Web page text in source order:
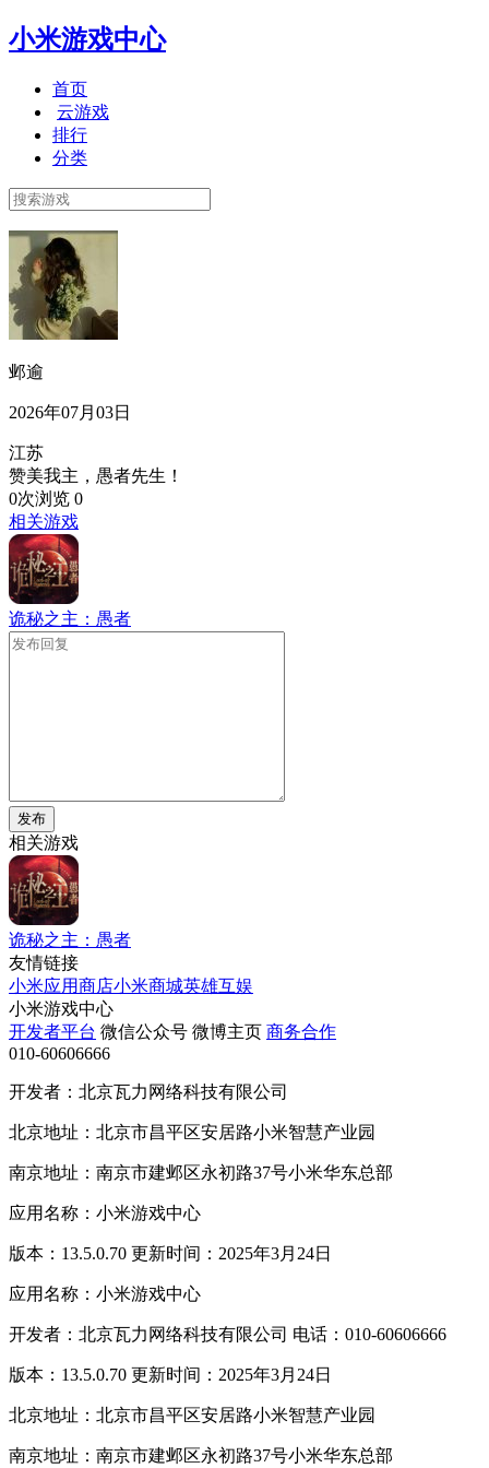
小米游戏中心
首页
云游戏
排行
分类
邺逾
2026年07月03日
江苏
赞美我主，愚者先生！
0次浏览 0
相关游戏
诡秘之主：愚者
发布
相关游戏
诡秘之主：愚者
友情链接
小米应用商店小米商城英雄互娱
小米游戏中心
开发者平台 微信公众号 微博主页 商务合作
010-60606666
开发者：北京瓦力网络科技有限公司
北京地址：北京市昌平区安居路小米智慧产业园
南京地址：南京市建邺区永初路37号小米华东总部
应用名称：小米游戏中心
版本：13.5.0.70 更新时间：2025年3月24日
应用名称：小米游戏中心
开发者：北京瓦力网络科技有限公司 电话：010-60606666
版本：13.5.0.70 更新时间：2025年3月24日
北京地址：北京市昌平区安居路小米智慧产业园
南京地址：南京市建邺区永初路37号小米华东总部